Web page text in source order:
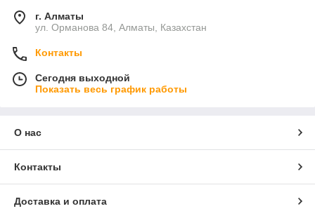
г. Алматы
ул. Орманова 84, Алматы, Казахстан
Контакты
Сегодня выходной
Показать весь график работы
О нас
Контакты
Доставка и оплата